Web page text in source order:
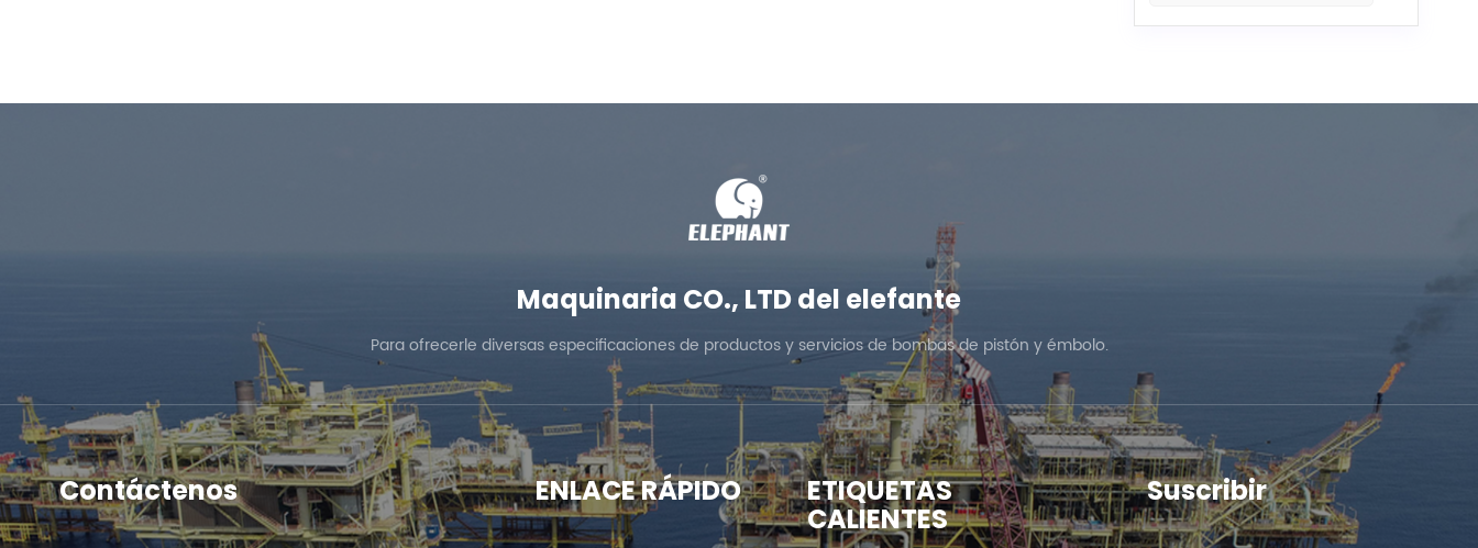
Maquinaria CO., LTD del elefante
Para ofrecerle diversas especificaciones de productos y servicios de bombas de pistón y émbolo.
Contáctenos ENLACE RÁPIDO ETIQUETAS
CALIENTES
Suscribir